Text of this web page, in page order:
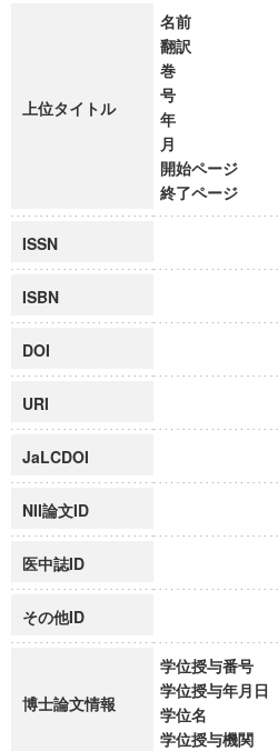
上位タイトル
名前
翻訳
巻
号
年
月
開始ページ
終了ページ
ISSN
ISBN
DOI
URI
JaLCDOI
NII論文ID
医中誌ID
その他ID
博士論文情報
学位授与番号
学位授与年月日
学位名
学位授与機関